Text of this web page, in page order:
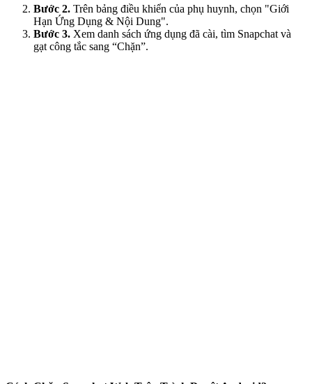
Bước 2. Trên bảng điều khiển của phụ huynh, chọn "Giới
Hạn Ứng Dụng & Nội Dung".
Bước 3. Xem danh sách ứng dụng đã cài, tìm Snapchat và
gạt công tắc sang “Chặn”.